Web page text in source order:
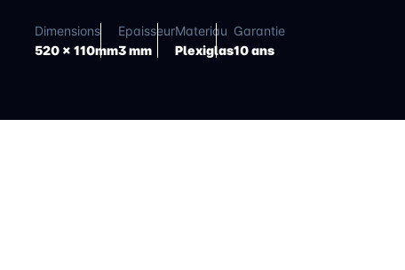
Dimensions
520 x 110mm
Epaisseur
3 mm
Materiau
Plexiglas
Garantie
10 ans